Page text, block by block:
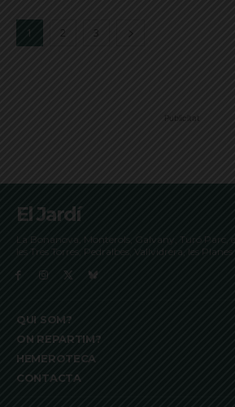
1 2 3
Publicitat
El Jardí
La Bonanova, Monterols, Galvany, Turó Parc,
les Tres Torres, Pedralbes, Vallvidrera, les
QUI SOM?
ON REPARTIM?
HEMEROTECA
CONTACTA